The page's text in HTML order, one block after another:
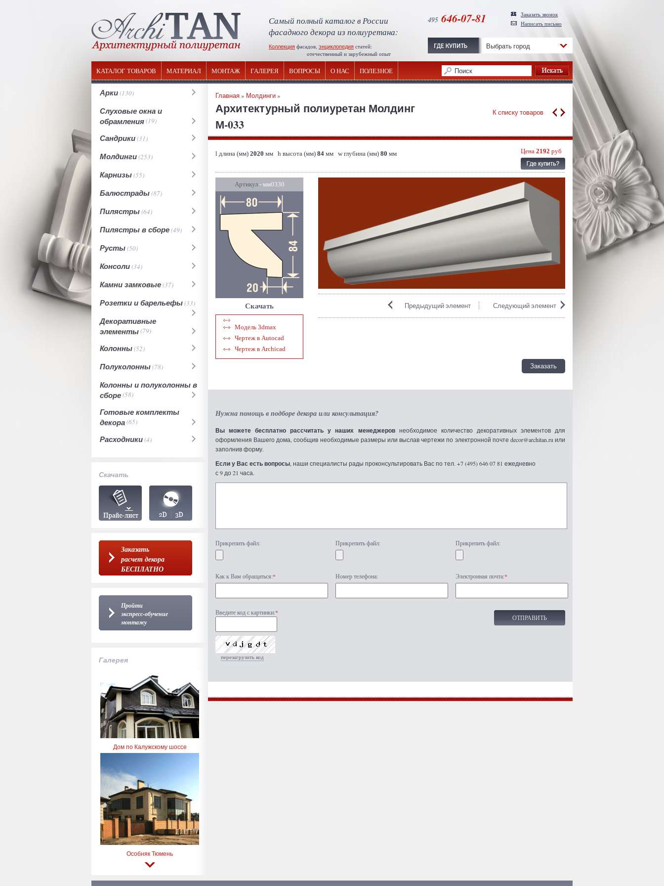
Самый полный каталог в России
фасадного декора из полиуретана:
Коллекция фасадов, энциклопедия статей:
отечественный и зарубежный опыт
495 646-07-81
Заказать звонок
Написать письмо
Выбрать город
КАТАЛОГ ТОВАРОВ МАТЕРИАЛ МОНТАЖ ГАЛЕРЕЯ ВОПРОСЫ О НАС ПОЛЕЗНОЕ
Арки(130)
Слуховые окна и
обрамления(19)
Сандрики(31)
Молдинги(253)
Карнизы(55)
Балюстрады(87)
Пилястры(64)
Пилястры в сборе(49)
Русты(50)
Консоли(34)
Камни замковые(37)
Розетки и барельефы(33)
Декоративные
элементы(79)
Колонны(52)
Полуколонны(78)
Колонны и полуколонны в
сборе(58)
Готовые комплекты
декора(65)
Расходники(4)
Скачать
Заказать
расчет декора
БЕСПЛАТНО
Пройти
экспресс-обучение
монтажу
Галерея
Дом по Калужскому шоссе
Особняк Тюмень
Главная» Молдинги»
Архитектурный полиуретан Молдинг
М-033
К списку товаров
l длина (мм) 2020 мм h высота (мм) 84 мм w глубина (мм) 80 мм Цена 2192 руб
Артикул- мм0330
Скачать
Модель 3dmax
Чертеж в Autocad
Чертеж в Archicad
Следующий элемент
Предыдущий элемент
Заказать
Нужна помощь в подборе декора или консультация?
Вы можете бесплатно рассчитать у наших менеджеровнеобходимое количество декоративных элементов для
оформления Вашего дома, сообщив необходимые размеры или выслав чертежи по электронной почте decor@architan.ru или
заполнив форму.
Если у Вас есть вопросы , наши специалисты рады проконсультировать Вас по тел. +7 (495) 646 07 81 ежедневно
с 9 до 21 часа.
Прикрепить файл: Прикрепить файл: Прикрепить файл:
Как к Вам обращаться:* Номер телефона: Электронная почта:*
Введите код с картинки:*
перезагрузить код